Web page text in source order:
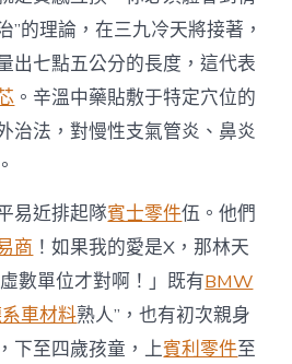
”的理論，在三九冷天將接著，
出七點五公分的長度，這代表
。辛溫中藥貼敷于特定穴位的
治法，對慢性支氣管炎、鼻炎
易近排起隊賓士零件伍。他們
商 ！如果我的愛是X，那林天
數單位才對啊！」既有BMW
車材料熟人”，也有初次親身
下至四歲孩童，上賓利零件至